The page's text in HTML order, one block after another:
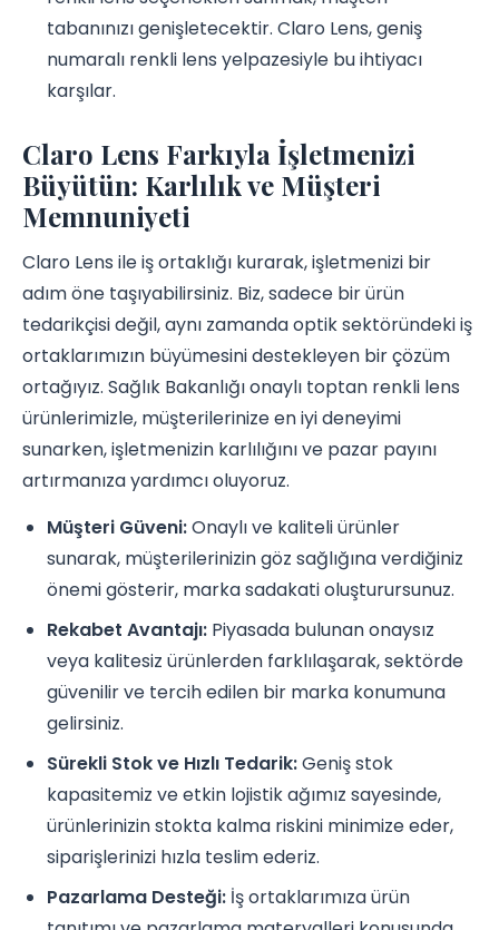
tabanınızı genişletecektir. Claro Lens, geniş
numaralı renkli lens yelpazesiyle bu ihtiyacı
karşılar.
Claro Lens Farkıyla İşletmenizi
Büyütün: Karlılık ve Müşteri
Memnuniyeti
Claro Lens ile iş ortaklığı kurarak, işletmenizi bir
adım öne taşıyabilirsiniz. Biz, sadece bir ürün
tedarikçisi değil, aynı zamanda optik sektöründeki iş
ortaklarımızın büyümesini destekleyen bir çözüm
ortağıyız. Sağlık Bakanlığı onaylı toptan renkli lens
ürünlerimizle, müşterilerinize en iyi deneyimi
sunarken, işletmenizin karlılığını ve pazar payını
artırmanıza yardımcı oluyoruz.
Müşteri Güveni:Onaylı ve kaliteli ürünler
sunarak, müşterilerinizin göz sağlığına verdiğiniz
önemi gösterir, marka sadakati oluşturursunuz.
Rekabet Avantajı: Piyasada bulunan onaysız
veya kalitesiz ürünlerden farklılaşarak, sektörde
güvenilir ve tercih edilen bir marka konumuna
gelirsiniz.
Sürekli Stok ve Hızlı Tedarik:Geniş stok
kapasitemiz ve etkin lojistik ağımız sayesinde,
ürünlerinizin stokta kalma riskini minimize eder,
siparişlerinizi hızla teslim ederiz.
Pazarlama Desteği: İş ortaklarımıza ürün